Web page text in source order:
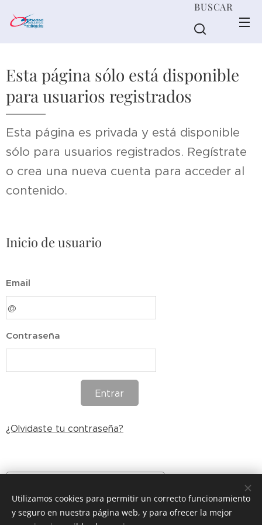
BUSCAR
Esta página sólo está disponible
para usuarios registrados
Esta página es privada y está disponible
sólo para usuarios registrados. Regístrate
o crea una nueva cuenta para acceder al
contenido.
Inicio de usuario
Email
Contraseña
Entrar
¿Olvidaste tu contraseña?
Utilizamos cookies para permitir un correcto funcionamiento
y seguro en nuestra página web, y para ofrecer la mejor